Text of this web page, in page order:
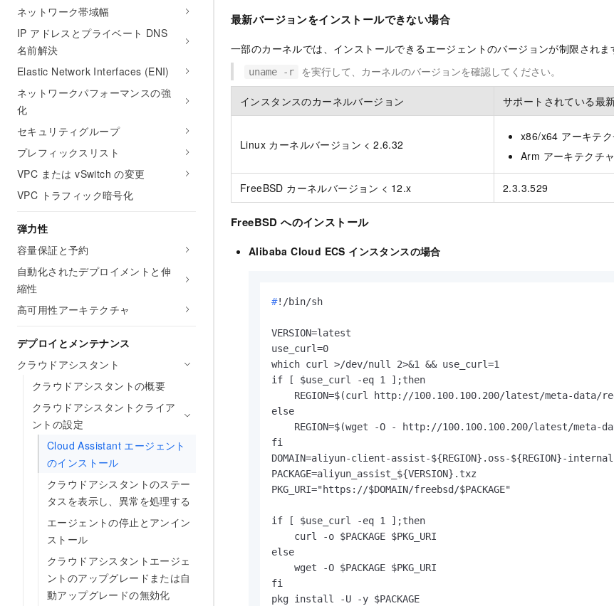
ネットワーク帯域幅
IP アドレスとプライベート DNS
名前解決
Elastic Network Interfaces (ENI)
ネットワークパフォーマンスの強
化
セキュリティグループ
プレフィックスリスト
VPC または vSwitch の変更
VPC トラフィック暗号化
弾力性
容量保証と予約
自動化されたデプロイメントと伸
縮性
高可用性アーキテクチャ
デプロイとメンテナンス
クラウドアシスタント
クラウドアシスタントの概要
クラウドアシスタントクライア
ントの設定
Cloud Assistant エージェント
のインストール
クラウドアシスタントのステー
タスを表示し、異常を処理する
エージェントの停止とアンイン
ストール
クラウドアシスタントエージェ
ントのアップグレードまたは自
動アップグレードの無効化
最新バージョンをインストールできない場合
一部のカーネルでは、インストールできるエージェントのバージョンが制限されま
uname -r を実行して、カーネルのバージョンを確認してください。
インスタンスのカーネルバージョン サポートされている最
Linux カーネルバージョン < 2.6.32
x86/x64 アーキテ
Arm アーキテクチ
FreeBSD カーネルバージョン < 12.x 2.3.3.529
FreeBSD へのインストール
Alibaba Cloud ECS インスタンスの場合
#!/bin/sh
VERSION=latest
use_curl=0
which curl >/dev/null 2>&1 && use_curl=1
if [ $use_curl -eq 1 ];then
REGION=$(curl http://100.100.100.200/latest/meta-data/
else
REGION=$(wget -O - http://100.100.100.200/latest/meta-
fi
DOMAIN=aliyun-client-assist-${REGION}.oss-${REGION}-
PACKAGE=aliyun_assist_${VERSION}.txz
PKG_URI="https://$DOMAIN/freebsd/$PACKAGE"
if [ $use_curl -eq 1 ];then
    curl -o $PACKAGE $PKG_URI
else
    wget -O $PACKAGE $PKG_URI
fi
pkg install -U -y $PACKAGE